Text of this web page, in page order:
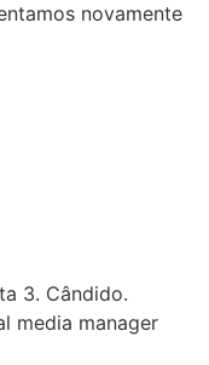
novamente
3. Cândido.
media manager